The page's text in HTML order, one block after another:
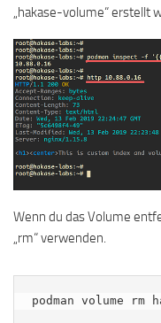
„hakase-volume“ erstellt
Wenn du das Volume
„rm“ verwenden.
podman volume rm